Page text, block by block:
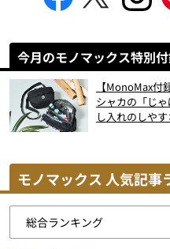
今月のモノマックス特別
【MonoMax付
シャカの「じ
し入れのしや
モノマックス 人気記事